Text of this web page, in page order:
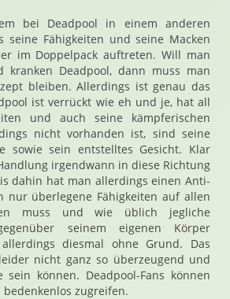
bei Deadpool in einem anderen
seine Fähigkeiten und seine Macken
im Doppelpack auftreten. Will man
kranken Deadpool, dann muss man
bleiben. Allerdings ist genau das
ist verrückt wie eh und je, hat all
und auch seine kämpferischen
nicht vorhanden ist, sind seine
sowie sein entstelltes Gesicht. Klar
irgendwann in diese Richtung
dahin hat man allerdings einen Anti-
nur überlegene Fähigkeiten auf allen
muss und wie üblich jegliche
seinem eigenen Körper
diesmal ohne Grund. Das
nicht ganz so überzeugend und
können. Deadpool-Fans können
zugreifen.